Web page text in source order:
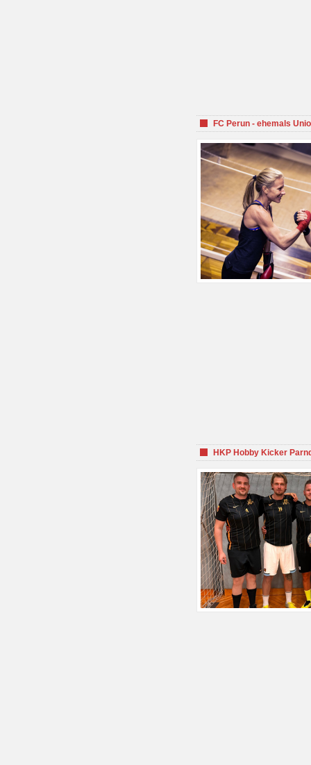
FC Perun - ehemals
HKP Hobby Kicker